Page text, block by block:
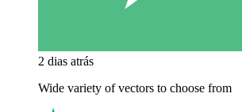
2 dias atrás
Wide variety of vectors to choose from